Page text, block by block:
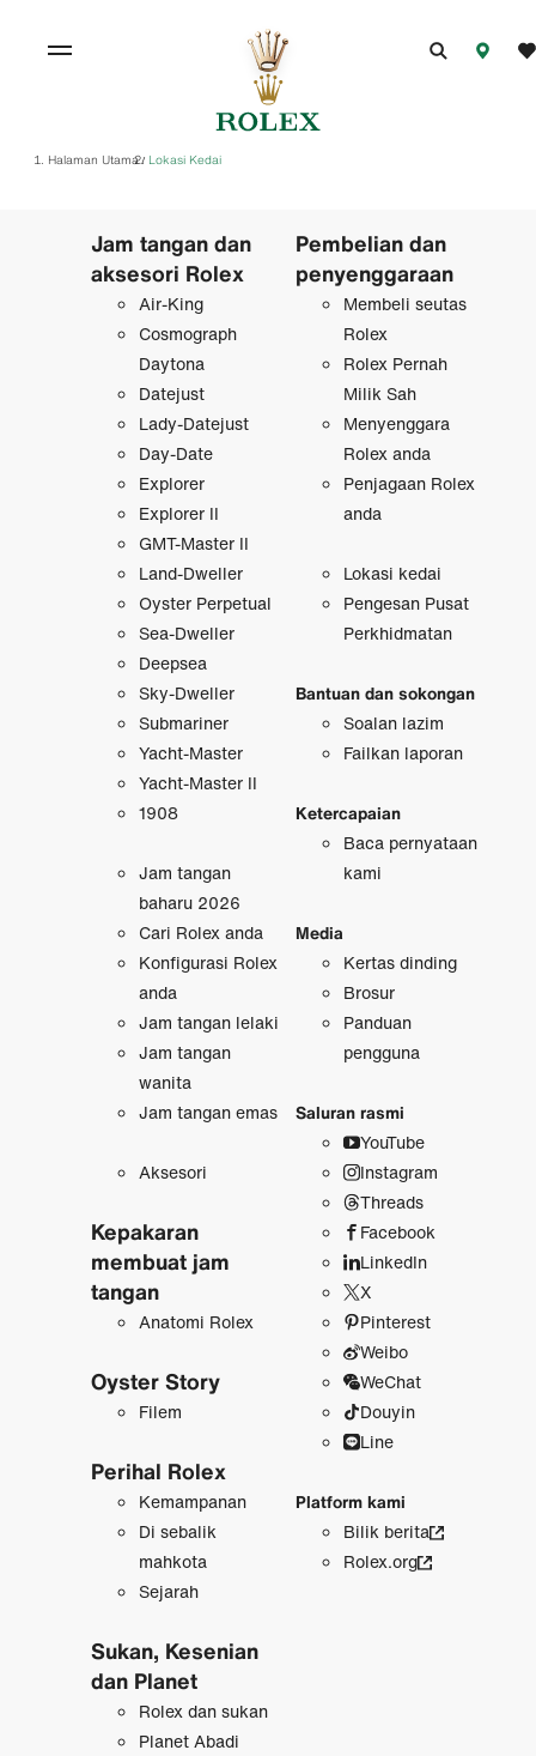
Halaman Utama/ Lokasi Kedai
Jam tangan dan
aksesori Rolex
Air-King
Cosmograph
Daytona
Datejust
Lady-Datejust
Day-Date
Explorer
Explorer II
GMT-Master II
Land-Dweller
Oyster Perpetual
Sea-Dweller
Deepsea
Sky-Dweller
Submariner
Yacht-Master
Yacht-Master II
1908
Jam tangan
baharu 2026
Cari Rolex anda
Konfigurasi Rolex
anda
Jam tangan lelaki
Jam tangan
wanita
Jam tangan emas
Aksesori
Kepakaran
membuat jam
tangan
Anatomi Rolex
Oyster Story
Filem
Perihal Rolex
Kemampanan
Di sebalik
mahkota
Sejarah
Sukan, Kesenian
dan Planet
Rolex dan sukan
Planet Abadi
Pembelian dan
penyenggaraan
Membeli seutas
Rolex
Rolex Pernah
Milik Sah
Menyenggara
Rolex anda
Penjagaan Rolex
anda
Lokasi kedai
Pengesan Pusat
Perkhidmatan
Bantuan dan sokongan
Soalan lazim
Failkan laporan
Ketercapaian
Baca pernyataan
kami
Media
Kertas dinding
Brosur
Panduan
pengguna
Saluran rasmi
YouTube
Instagram
Threads
Facebook
LinkedIn
X
Pinterest
Weibo
WeChat
Douyin
Line
Platform kami
Bilik berita
Rolex.org